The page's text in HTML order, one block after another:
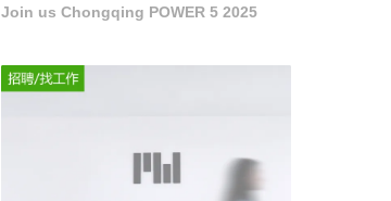
Join us Chongqing POWER 5 2025